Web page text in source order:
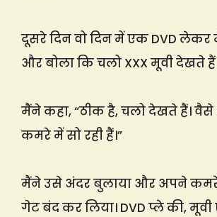
दूसरे दिन वो दिन में एक DVD लेकर
और बोला कि चलो XXX मूवी देखते
मैंने कहा, “ठीक है, चलो देखते हैं। वैसे
कमरे में सो रही हैं।”
मैंने उसे अंदर बुलाया और अपने
गेट बंद कर लिया। DVD प्ले की,